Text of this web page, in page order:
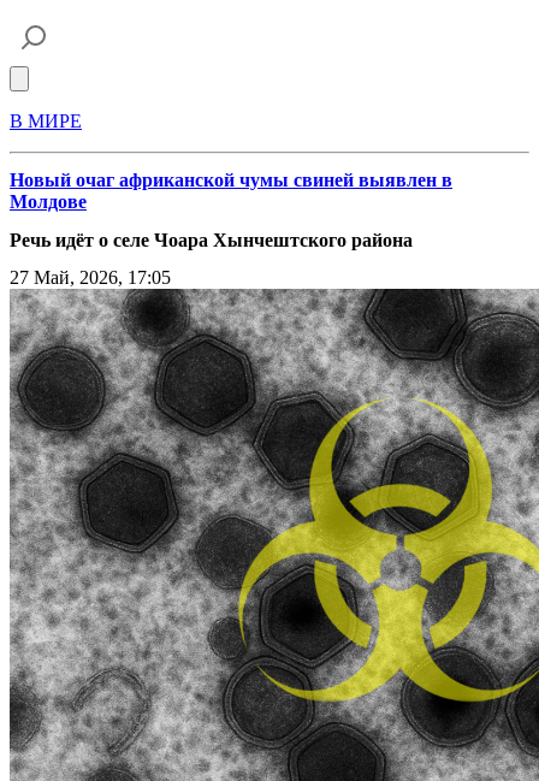
В МИРЕ
Новый очаг африканской чумы свиней выявлен в
Молдове
Речь идёт о селе Чоара Хынчештского района
27 Май, 2026, 17:05